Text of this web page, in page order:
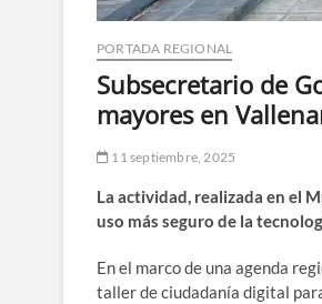
PORTADA REGIONAL
Subsecretario de
mayores en
11 septiembre, 2025
La actividad, realizada en el
uso más seguro de la
En el marco de una agenda
taller de ciudadanía digital